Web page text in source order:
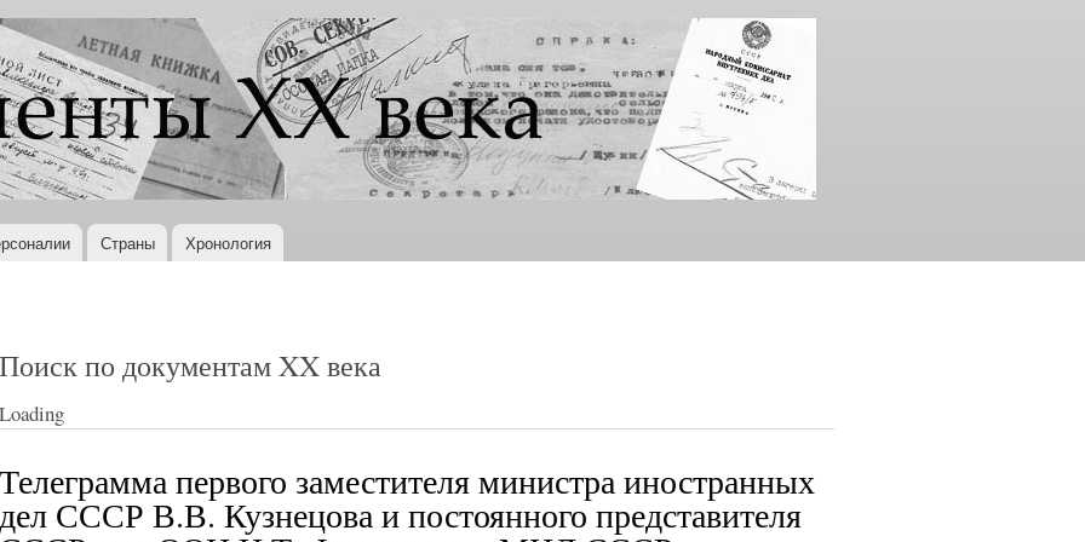
Перейти к
основному
содержанию
Страны Хронология
Поиск по документам XX века
Loading
Телеграмма первого заместителя министра иностранных
дел СССР В.В. Кузнецова и постоянного представителя